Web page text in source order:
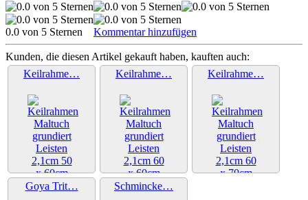
0.0 von 5 Sternen Kommentar hinzufügen
Kunden, die diesen Artikel gekauft haben, kauften auch:
Keilrahme…
Weiter »
Keilrahme…
Weiter »
Keilrahme…
Goya Trit… Schmincke…